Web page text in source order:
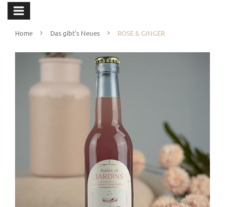
Home Das gibt's Neues ROSE & GINGER